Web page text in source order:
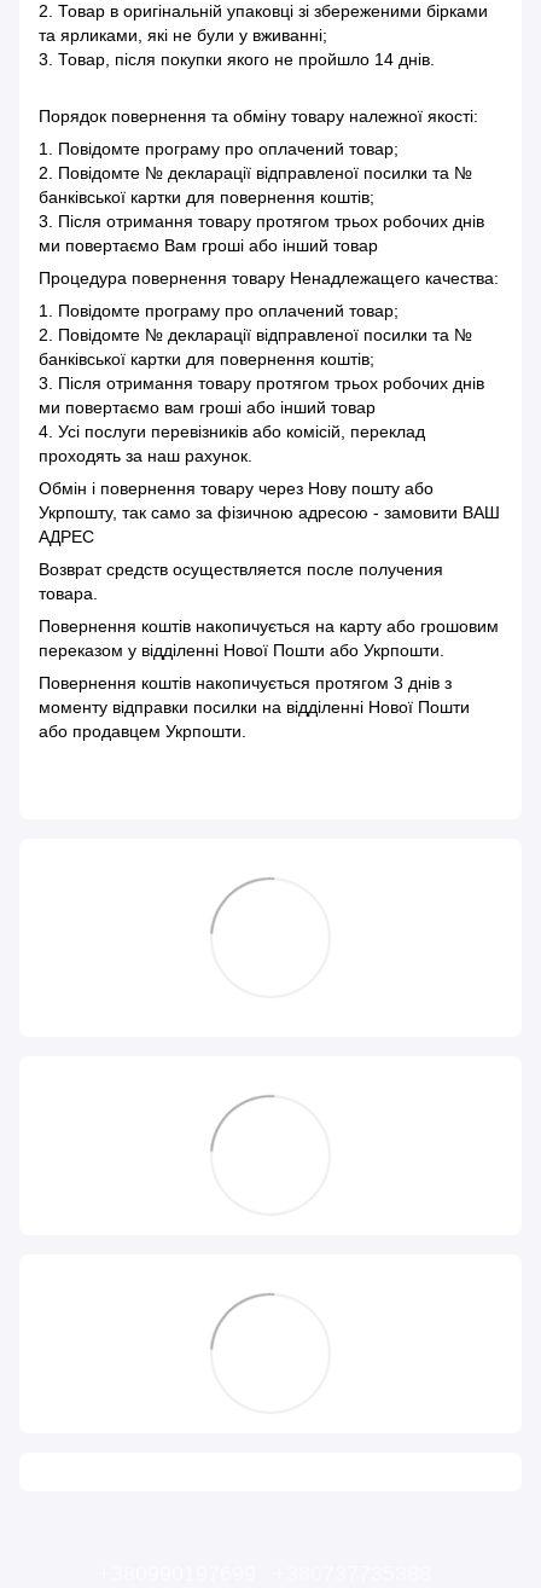
2. Товар в оригінальній упаковці зі збереженими бірками
та ярликами, які не були у вживанні;
3. Товар, після покупки якого не пройшло 14 днів.
Порядок повернення та обміну товару належної якості:
1. Повідомте програму про оплачений товар;
2. Повідомте № декларації відправленої посилки та №
банківської картки для повернення коштів;
3. Після отримання товару протягом трьох робочих днів
ми повертаємо Вам гроші або інший товар
Процедура повернення товару Ненадлежащего качества:
1. Повідомте програму про оплачений товар;
2. Повідомте № декларації відправленої посилки та №
банківської картки для повернення коштів;
3. Після отримання товару протягом трьох робочих днів
ми повертаємо вам гроші або інший товар
4. Усі послуги перевізників або комісій, переклад
проходять за наш рахунок.
Обмін і повернення товару через Нову пошту або
Укрпошту, так само за фізичною адресою - замовити ВАШ
АДРЕС
Возврат средств осуществляется после получения
товара.
Повернення коштів накопичується на карту або грошовим
переказом у відділенні Нової Пошти або Укрпошти.
Повернення коштів накопичується протягом 3 днів з
моменту відправки посилки на відділенні Нової Пошти
або продавцем Укрпошти.